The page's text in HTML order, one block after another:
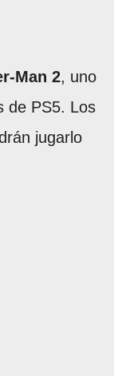
Man 2, uno
de PS5. Los
jugarlo